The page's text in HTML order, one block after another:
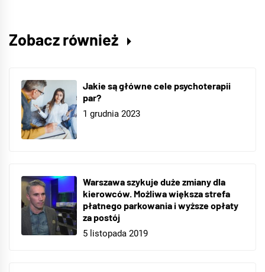
Zobacz również
Jakie są główne cele psychoterapii
par?
1 grudnia 2023
Warszawa szykuje duże zmiany dla
kierowców. Możliwa większa strefa
płatnego parkowania i wyższe opłaty
za postój
5 listopada 2019